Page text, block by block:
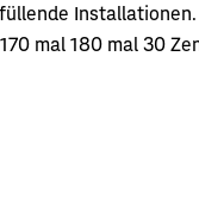
mal 180 mal 30